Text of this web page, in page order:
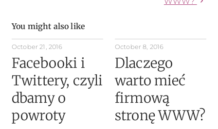
You might also like
October 21, 2016
Facebooki i
Twittery, czyli
dbamy o
powroty
October 8, 2016
Dlaczego
warto mieć
firmową
stronę WWW?